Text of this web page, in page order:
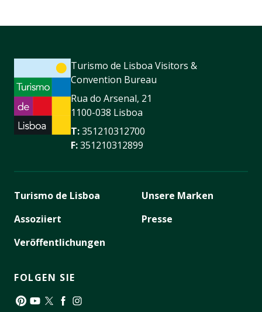
Turismo de Lisboa Visitors &
Convention Bureau
Rua do Arsenal, 21
1100-038 Lisboa
T:351210312700
F:351210312899
Turismo de Lisboa
Assoziiert
Veröffentlichungen
Unsere Marken
Presse
FOLGEN SIE